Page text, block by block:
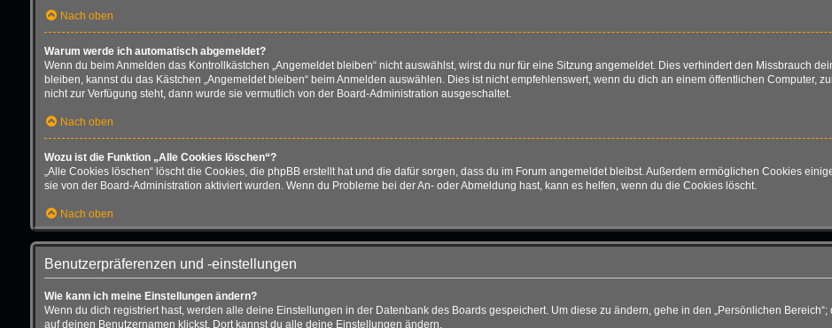
Nach oben
Warum werde ich automatisch abgemeldet?
Wenn du beim Anmelden das Kontrollkästchen „Angemeldet bleiben“ nicht auswählst, wirst du nur für eine Sitzung angemeldet. Dies verhindert den Missbrauch
bleiben, kannst du das Kästchen „Angemeldet bleiben“ beim Anmelden auswählen. Dies ist nicht empfehlenswert, wenn du dich an einem öffentlichen Computer,
nicht zur Verfügung steht, dann wurde sie vermutlich von der Board-Administration ausgeschaltet.
Nach oben
Wozu ist die Funktion „Alle Cookies löschen“?
„Alle Cookies löschen“ löscht die Cookies, die phpBB erstellt hat und die dafür sorgen, dass du im Forum angemeldet bleibst. Außerdem ermöglichen Cookies
sie von der Board-Administration aktiviert wurden. Wenn du Probleme bei der An- oder Abmeldung hast, kann es helfen, wenn du die Cookies löscht.
Nach oben
Benutzerpräferenzen und -einstellungen
Wie kann ich meine Einstellungen ändern?
Wenn du dich registriert hast, werden alle deine Einstellungen in der Datenbank des Boards gespeichert. Um diese zu ändern, gehe in den „Persönlichen
auf deinen Benutzernamen klickst. Dort kannst du alle deine Einstellungen ändern.